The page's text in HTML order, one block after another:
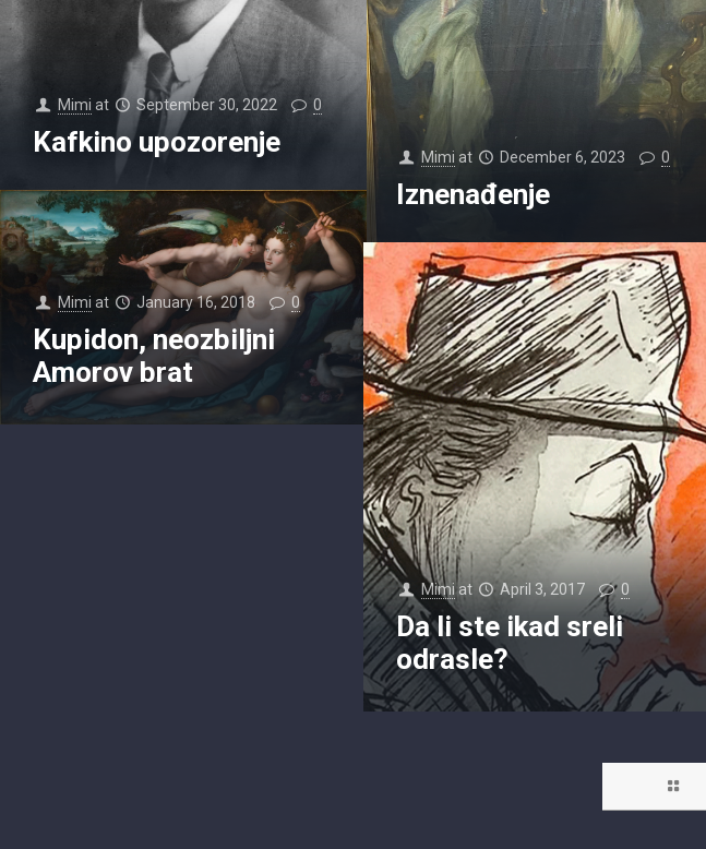
Mimi at December 6, 2023 0
Iznenađenje
Mimi at September 30, 2022 0
Kafkino upozorenje
Mimi at January 16, 2018 0
Kupidon, neozbiljni
Amorov brat
Mimi at April 3, 2017 0
Da li ste ikad sreli
odrasle?